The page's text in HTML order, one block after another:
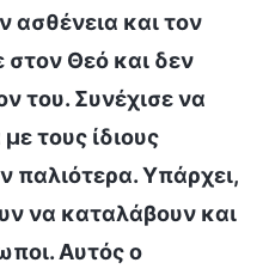
ασθένεια και τον
Θεό και δεν
του. Συνέχισε να
τους ίδιους
παλιότερα. Υπάρχει,
να καταλάβουν και
Αυτός ο